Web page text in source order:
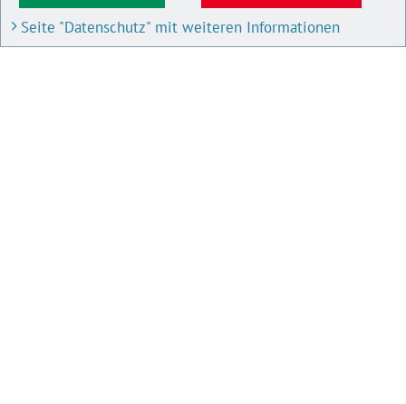
Seite "Datenschutz" mit weiteren Informationen